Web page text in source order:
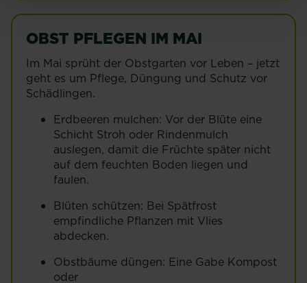
OBST PFLEGEN IM MAI
Im Mai sprüht der Obstgarten vor Leben – jetzt
geht es um Pflege, Düngung und Schutz vor
Schädlingen.
Erdbeeren mulchen: Vor der Blüte eine
Schicht Stroh oder Rindenmulch
auslegen, damit die Früchte später nicht
auf dem feuchten Boden liegen und
faulen.
Blüten schützen: Bei Spätfrost
empfindliche Pflanzen mit Vlies
abdecken.
Obstbäume düngen: Eine Gabe Kompost
oder